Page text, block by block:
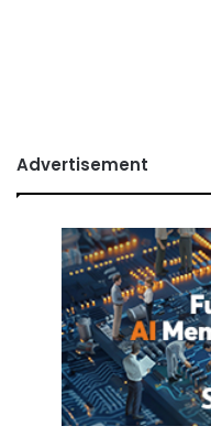
Advertisement